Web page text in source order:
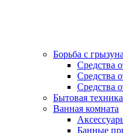
Борьба с
Средства
Средства
Средства
Бытовая техника
Ванная комната
Банные